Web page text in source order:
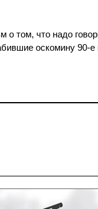
том, что надо
оскомину 90-е